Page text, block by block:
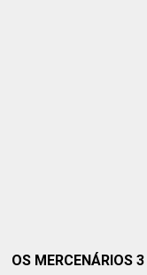
OS MERCENÁRIOS 3